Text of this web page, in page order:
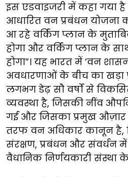
इस एडवाइजरी में कहा गया है
आधारित वन प्रबंधन
आ रहे वर्किंग प्लान के
होगा और वर्किंग प्लान के
होगा”। यह भारत में ‘वन
अवधारणाओं के बीच का खड़ा
लगभग डेढ़ सौ वर्षों से
व्यवस्था है, जिसकी नींव
गई और जिसका प्रमुख औज़ार
तरफ वन अधिकार कानून
संरक्षण, प्रबंधन और संवर्धन
वैधानिक निर्णयकारी संस्था